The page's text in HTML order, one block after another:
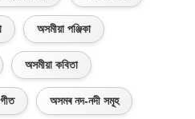
অসমীয়া পঞ্জিকা
অসমীয়া কবিতা
অসমৰ নদ-নদী সমূহ